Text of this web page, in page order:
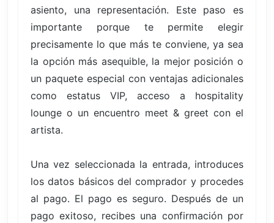
asiento, una representación. Este paso es
importante porque te permite elegir
precisamente lo que más te conviene, ya sea
la opción más asequible, la mejor posición o
un paquete especial con ventajas adicionales
como estatus VIP, acceso a hospitality
lounge o un encuentro meet & greet con el
artista.
Una vez seleccionada la entrada, introduces
los datos básicos del comprador y procedes
al pago. El pago es seguro. Después de un
pago exitoso, recibes una confirmación por